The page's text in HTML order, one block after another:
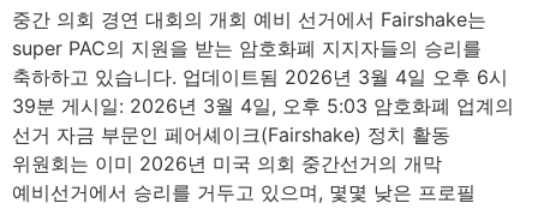
중간 의회 경연 대회의 개회 예비 선거에서 Fairshake는
super PAC의 지원을 받는 암호화폐 지지자들의 승리를
축하하고 있습니다. 업데이트됨 2026년 3월 4일 오후 6시
39분 게시일: 2026년 3월 4일, 오후 5:03 암호화폐 업계의
선거 자금 부문인 페어셰이크(Fairshake) 정치 활동
위원회는 이미 2026년 미국 의회 중간선거의 개막
예비선거에서 승리를 거두고 있으며, 몇몇 낮은 프로필